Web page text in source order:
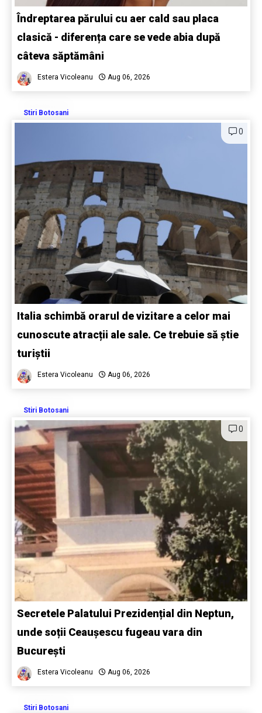
Îndreptarea părului cu aer cald sau placa
clasică - diferența care se vede abia după
câteva săptămâni
Estera Vicoleanu Aug 06, 2026
Stiri Botosani
0
Italia schimbă orarul de vizitare a celor mai
cunoscute atracții ale sale. Ce trebuie să știe
turiștii
Estera Vicoleanu Aug 06, 2026
Stiri Botosani
0
Secretele Palatului Prezidențial din Neptun,
unde soții Ceaușescu fugeau vara din
București
Estera Vicoleanu Aug 06, 2026
Stiri Botosani